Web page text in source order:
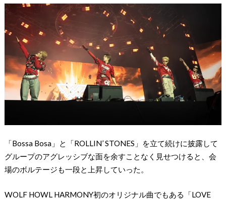
「Bossa Bosa」と「ROLLIN’ STONES」を立て続けに披露して
グループのアグレッシブな面を余すことなく見せつけると、会
場のボルテージも一段と上昇していった。
WOLF HOWL HARMONY初のオリジナル曲でもある「LOVE